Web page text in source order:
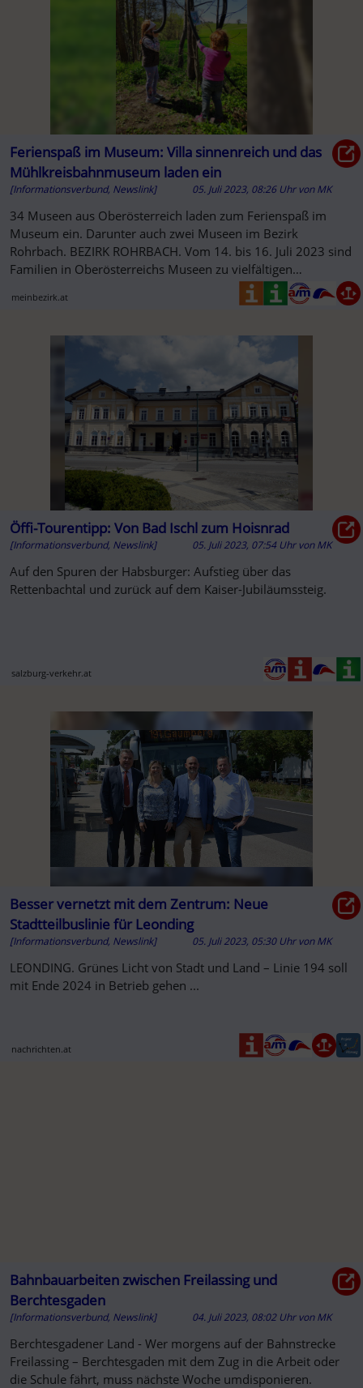
Ferienspaß im Museum: Villa sinnenreich und das
Mühlkreisbahnmuseum laden ein
[Informationsverbund, Newslink] 05. Juli 2023, 08:26 Uhr vonMK
34 Museen aus Oberösterreich laden zum Ferienspaß im
Museum ein. Darunter auch zwei Museen im Bezirk
Rohrbach. BEZIRK ROHRBACH. Vom 14. bis 16. Juli 2023 sind
Familien in Oberösterreichs Museen zu vielfältigen
meinbezirk.at
Öffi-Tourentipp: Von Bad Ischl zum Hoisnrad
[Informationsverbund, Newslink] 05. Juli 2023, 07:54 Uhr vonMK
Auf den Spuren der Habsburger: Aufstieg über das
Rettenbachtal und zurück auf dem Kaiser-Jubiläumssteig.
salzburg-verkehr.at
Besser vernetzt mit dem Zentrum: Neue
Stadtteilbuslinie für Leonding
[Informationsverbund, Newslink] 05. Juli 2023, 05:30 Uhr vonMK
LEONDING. Grünes Licht von Stadt und Land – Linie 194 soll
mit Ende 2024 in Betrieb gehen ...
nachrichten.at
Bahnbauarbeiten zwischen Freilassing und
Berchtesgaden
[Informationsverbund, Newslink] 04. Juli 2023, 08:02 Uhr vonMK
Berchtesgadener Land - Wer morgens auf der Bahnstrecke
Freilassing – Berchtesgaden mit dem Zug in die Arbeit oder
die Schule fährt, muss nächste Woche umdisponieren.